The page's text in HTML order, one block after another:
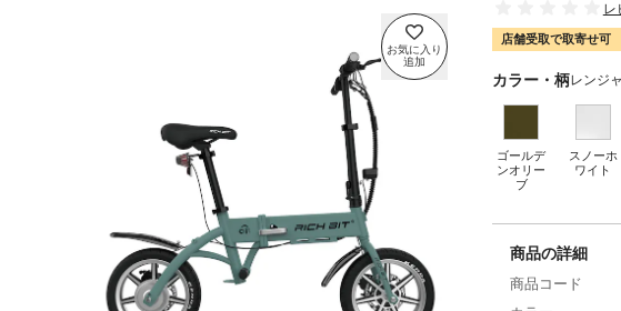
レ
店舗受取で取寄せ可
カラー・柄レンジ
ゴールデ
ンオリー
ブ
スノーホ
ワイト
商品の詳細
商品コード